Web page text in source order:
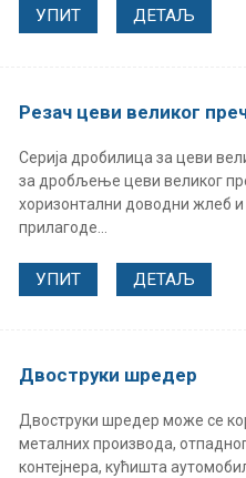
УПИТ ДЕТАЉ
Резач цеви великог
Серија дробилица за цеви
за дробљење цеви великог
хоризонтални доводни жлеб и
прилагоде...
УПИТ ДЕТАЉ
Двоструки шредер
Двоструки шредер може се
металних производа,
контејнера, кућишта